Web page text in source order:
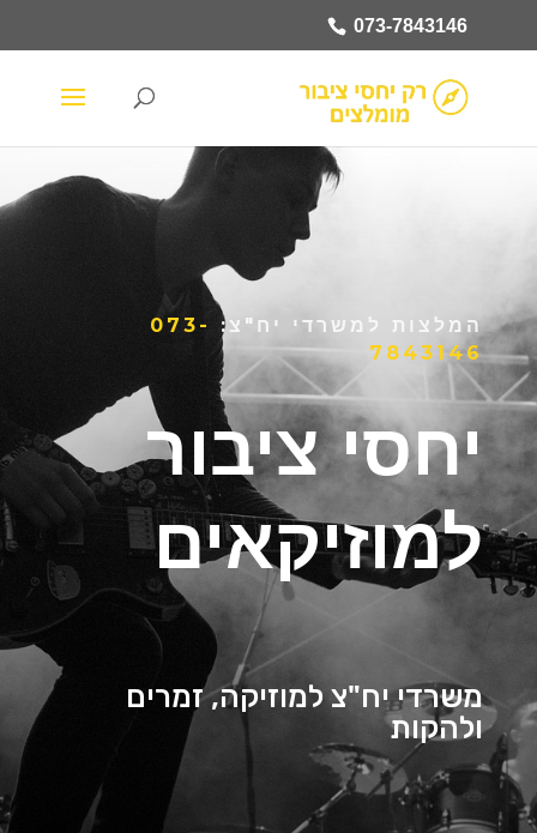
073-7843146
המלצות למשרדי יח"צ:
073-
7843146
יחסי ציבור
למוזיקאים
משרדי יח"צ למוזיקה, זמרים
ולהקות